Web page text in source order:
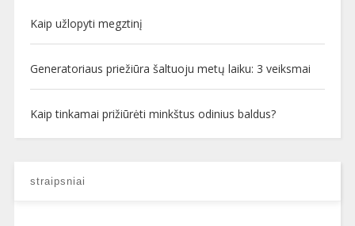
Kaip užlopyti megztinį
Generatoriaus priežiūra šaltuoju metų laiku: 3 veiksmai
Kaip tinkamai prižiūrėti minkštus odinius baldus?
straipsniai